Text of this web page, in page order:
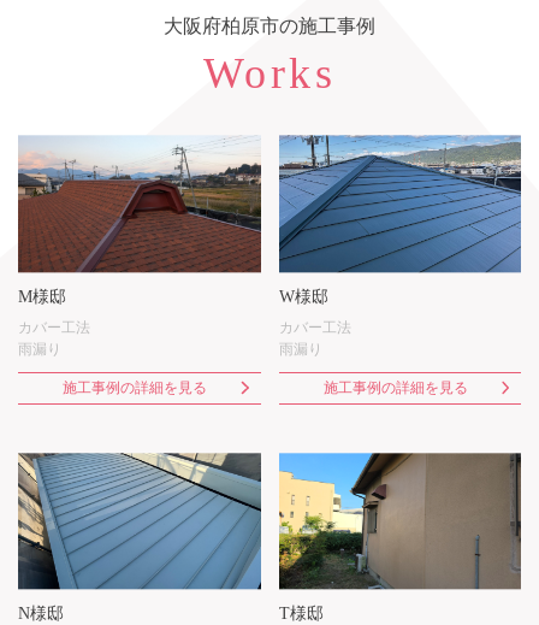
大阪府柏原市の施工事例
Works
M様邸
カバー工法
雨漏り
施工事例の詳細を見る
W様邸
カバー工法
雨漏り
施工事例の詳細を見る
N様邸 T様邸